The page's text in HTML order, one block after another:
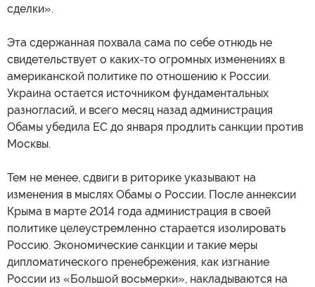
сделки».
Эта сдержанная похвала сама по себе отнюдь не
свидетельствует о каких-то огромных изменениях в
американской политике по отношению к России.
Украина остается источником фундаментальных
разногласий, и всего месяц назад администрация
Обамы убедила ЕС до января продлить санкции против
Москвы.
Тем не менее, сдвиги в риторике указывают на
изменения в мыслях Обамы о России. После аннексии
Крыма в марте 2014 года администрация в своей
политике целеустремленно старается изолировать
Россию. Экономические санкции и такие меры
дипломатического пренебрежения, как изгнание
России из «Большой восьмерки», накладываются на